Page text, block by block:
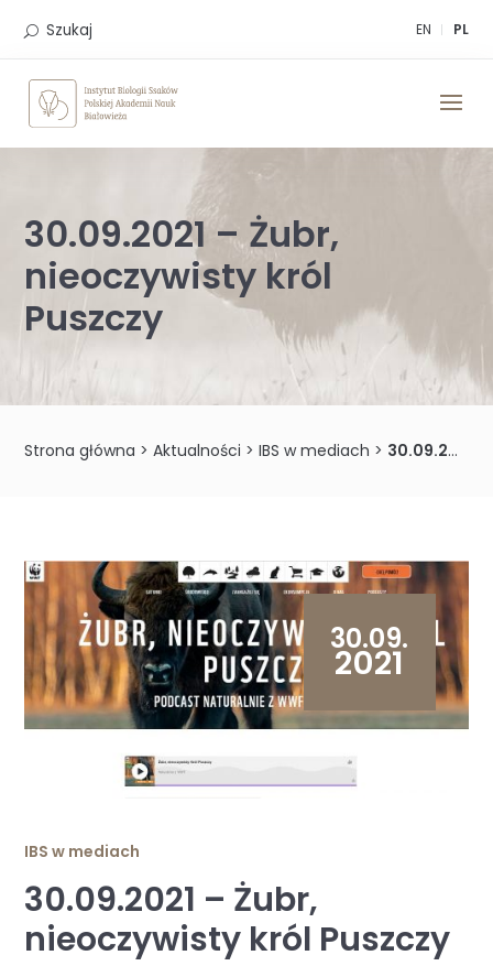
EN PL
Szukaj
30.09.2021 – Żubr,
nieoczywisty król
Puszczy
Strona główna >Aktualności >IBS w mediach > 30.09.2021 – Żubr, nieoczywisty król Puszczy
30.09.
2021
IBS w mediach
30.09.2021 – Żubr,
nieoczywisty król Puszczy